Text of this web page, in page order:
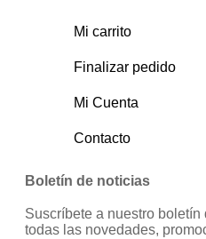
Mi carrito
Finalizar pedido
Mi Cuenta
Contacto
Boletín de noticias
Suscríbete a nuestro
todas las novedades,